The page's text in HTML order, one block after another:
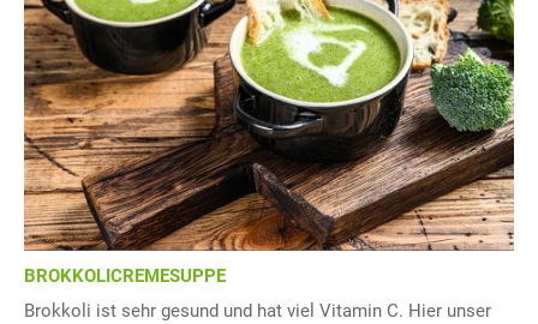
BROKKOLICREMESUPPE
Brokkoli ist sehr gesund und hat viel Vitamin C. Hier unser